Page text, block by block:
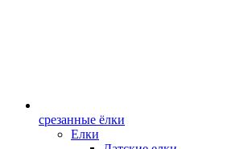
срезанные ёлки
Елки